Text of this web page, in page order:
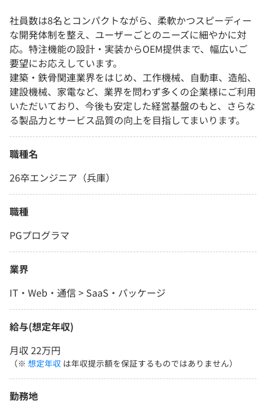
社員数は8名とコンパクトながら、柔軟かつスピーディー
な開発体制を整え、ユーザーごとのニーズに細やかに対
応。特注機能の設計・実装からOEM提供まで、幅広いご
要望にお応えしています。
建築・鉄骨関連業界をはじめ、工作機械、自動車、造船、
建設機械、家電など、業界を問わず多くの企業様にご利用
いただいており、今後も安定した経営基盤のもと、さらな
る製品力とサービス品質の向上を目指してまいります。
職種名
26卒エンジニア（兵庫）
職種
PGプログラマ
業界
IT・Web・通信 > SaaS・パッケージ
給与(想定年収)
月収 22万円
（※ 想定年収 は年収提示額を保証するものではありません）
勤務地